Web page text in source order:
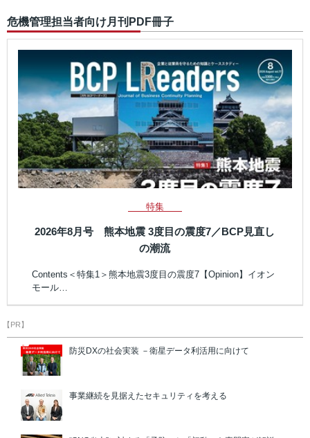
危機管理担当者向け月刊PDF冊子
特集
2026年8月号 熊本地震 3度目の震度7／BCP見直し
の潮流
Contents＜特集1＞熊本地震3度目の震度7【Opinion】イオン
モール…
【PR】
防災DXの社会実装 －衛星データ利活用に向けて
事業継続を見据えたセキュリティを考える